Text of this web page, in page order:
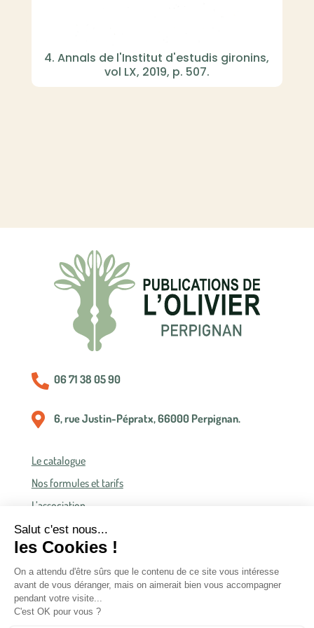
4. Annals de l'Institut d'estudis gironins,
vol LX, 2019, p. 507.
 06 71 38 05 90
 6, rue Justin-Pépratx, 66000 Perpignan.
Le catalogue
Nos formules et tarifs
L’association
Politique de confidentialité
Conditions générales de vente
Conditions générales d’accès et d’utilisation